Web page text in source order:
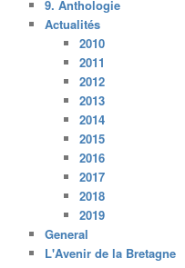
9. Anthologie
Actualités
2010
2011
2012
2013
2014
2015
2016
2017
2018
2019
General
L'Avenir de la Bretagne